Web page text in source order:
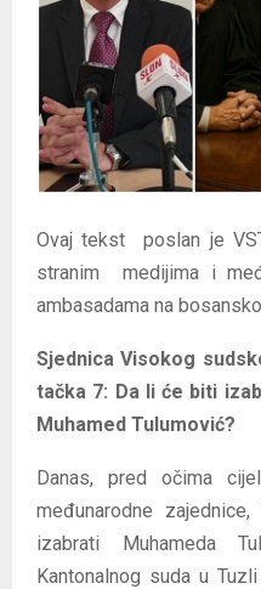
N
U
Ovaj tekst poslan je
stranim medijima i
ambasadama na
Sjednica Visokog
tačka 7: Da li će biti
Muhamed Tulumović?
Danas, pred očima
međunarodne
izabrati Muhameda
Kantonalnog suda u